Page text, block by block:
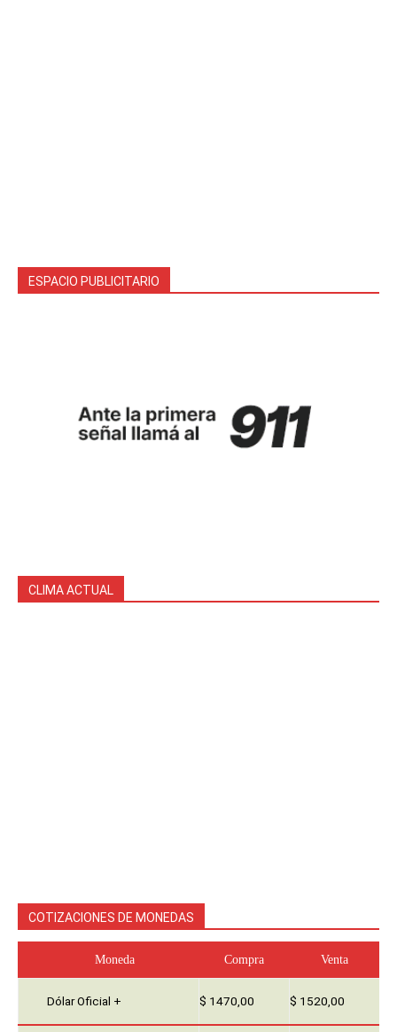
ESPACIO PUBLICITARIO
CLIMA ACTUAL
COTIZACIONES DE MONEDAS
Moneda Compra Venta
Dólar Oficial + $ 1470,00 $ 1520,00